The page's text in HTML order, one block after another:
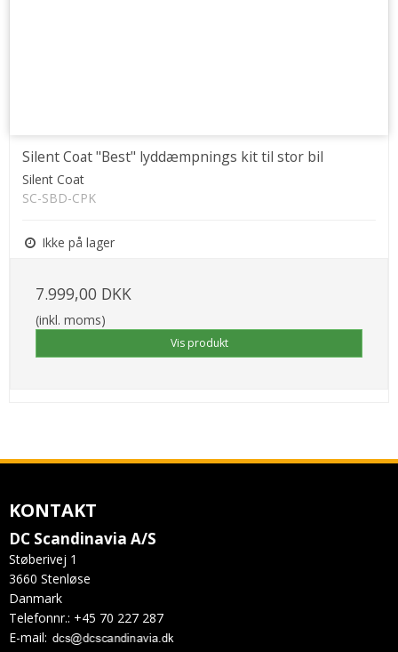
Silent Coat "Best" lyddæmpnings kit til stor bil
Silent Coat
SC-SBD-CPK
Ikke på lager
7.999,00 DKK
(inkl. moms)
Vis produkt
KONTAKT
DC Scandinavia A/S
Støberivej 1
3660 Stenløse
Danmark
Telefonnr.: +45 70 227 287
E-mail: